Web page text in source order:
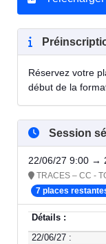
Réservez votre
début de la
Session
22/06/27 9:00 →
TRACES – CC -
7 places
Détails :
22/06/27 :